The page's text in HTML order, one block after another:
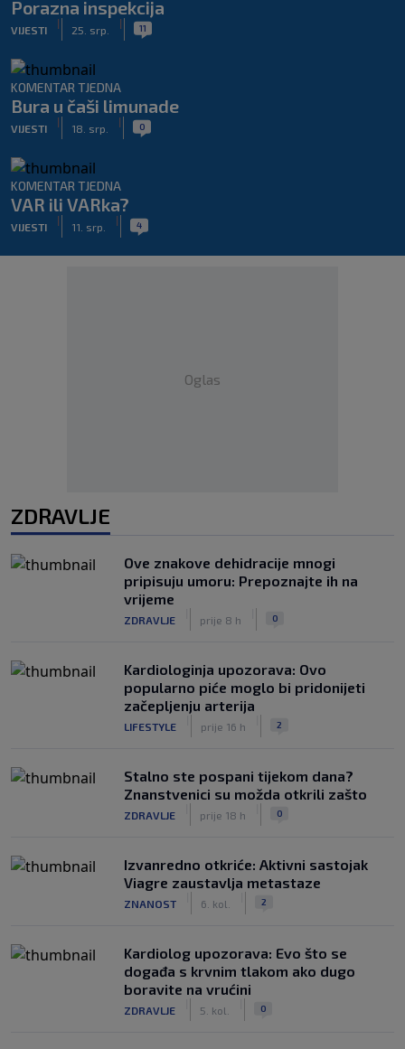
Porazna inspekcija
VIJESTI
|
25. srp.
| 11
KOMENTAR TJEDNA
Bura u čaši limunade
VIJESTI
|
18. srp.
| 0
KOMENTAR TJEDNA
VAR ili VARka?
VIJESTI
|
11. srp.
| 4
Oglas
ZDRAVLJE
Ove znakove dehidracije mnogi
pripisuju umoru: Prepoznajte ih na
vrijeme
ZDRAVLJE prije 8 h 0
Kardiologinja upozorava: Ovo
popularno piće moglo bi pridonijeti
začepljenju arterija
LIFESTYLE prije 16 h 2
Stalno ste pospani tijekom dana?
Znanstvenici su možda otkrili zašto
ZDRAVLJE prije 18 h 0
Izvanredno otkriće: Aktivni sastojak
Viagre zaustavlja metastaze
ZNANOST 6. kol. 2
Kardiolog upozorava: Evo što se
događa s krvnim tlakom ako dugo
boravite na vrućini
ZDRAVLJE 5. kol. 0